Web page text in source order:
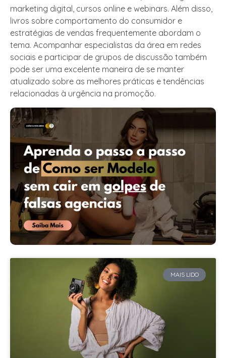
marketing digital, cursos online e webinars. Além disso,
livros sobre comportamento do consumidor e
estratégias de vendas frequentemente abordam o
tema. Acompanhar especialistas da área em redes
sociais e participar de grupos de discussão também
pode ser uma excelente maneira de se manter
atualizado sobre as melhores práticas e tendências
relacionadas à urgência na promoção.
MAIS LIDO